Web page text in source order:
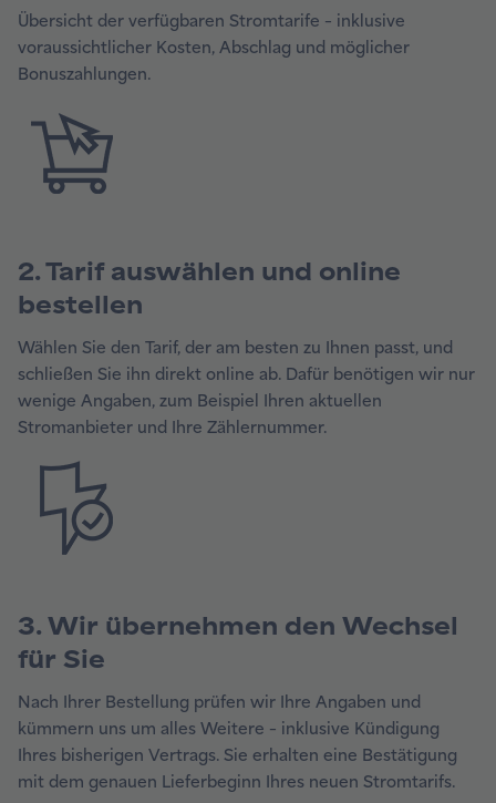
Übersicht der verfügbaren Stromtarife – inklusive
voraussichtlicher Kosten, Abschlag und möglicher
Bonuszahlungen.
2. Tarif auswählen und online
bestellen
Wählen Sie den Tarif, der am besten zu Ihnen passt, und
schließen Sie ihn direkt online ab. Dafür benötigen wir nur
wenige Angaben, zum Beispiel Ihren aktuellen
Stromanbieter und Ihre Zählernummer.
3. Wir übernehmen den Wechsel
für Sie
Nach Ihrer Bestellung prüfen wir Ihre Angaben und
kümmern uns um alles Weitere – inklusive Kündigung
Ihres bisherigen Vertrags. Sie erhalten eine Bestätigung
mit dem genauen Lieferbeginn Ihres neuen Stromtarifs.